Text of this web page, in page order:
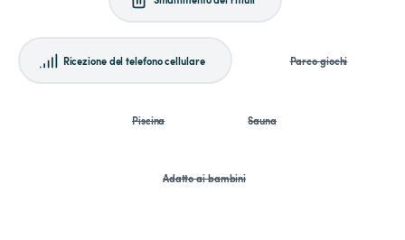
Ricezione del telefono cellulare Parco giochi
Piscina Sauna
Adatto ai bambini